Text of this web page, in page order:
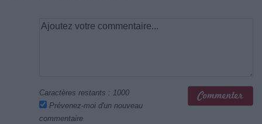
Caractères restants : 1000
Prévenez-moi d'un nouveau
commentaire